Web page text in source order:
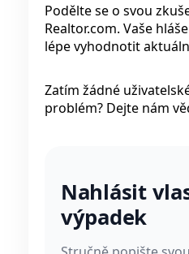
Podělte se o svou
Realtor.com. Vaše
lépe vyhodnotit
Zatím žádné
problém? Dejte nám
Nahlásit
výpadek